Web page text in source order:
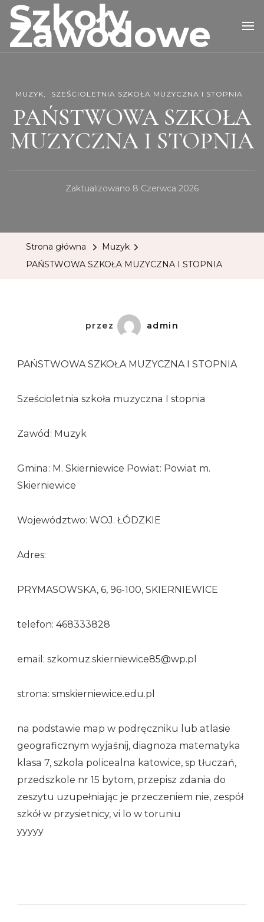
Szkoły
Zawodowe
MUZYK SZEŚCIOLETNIA SZKOŁA MUZYCZNA I STOPNIA
PAŃSTWOWA SZKOŁA
MUZYCZNA I STOPNIA
Zaktualizowano 8 Czerwca 2026
Strona główna
Muzyk
PAŃSTWOWA SZKOŁA MUZYCZNA I STOPNIA
przez admin
PAŃSTWOWA SZKOŁA MUZYCZNA I STOPNIA
Sześcioletnia szkoła muzyczna I stopnia
Zawód: Muzyk
Gmina: M. Skierniewice Powiat: Powiat m.
Skierniewice
Województwo: WOJ. ŁÓDZKIE
Adres:
PRYMASOWSKA, 6, 96-100, SKIERNIEWICE
telefon: 468333828
email: szkomuz.skierniewice85@wp.pl
strona: smskierniewice.edu.pl
na podstawie map w podręczniku lub atlasie
geograficznym wyjaśnij, diagnoza matematyka
klasa 7, szkola policealna katowice, sp tłuczań,
przedszkole nr 15 bytom, przepisz zdania do
zeszytu uzupełniając je przeczeniem nie, zespół
szkół w przysietnicy, vi lo w toruniu
yyyyy